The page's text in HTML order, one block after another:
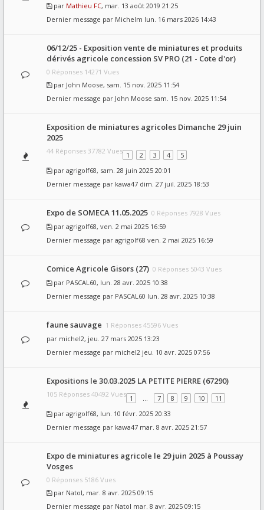
par Mathieu FC, mar. 13 août 2019 21:25
Dernier message par Michelm lun. 16 mars 2026 14:43
06/12/25 - Exposition vente de miniatures et produits
dérivés agricole concession SV PRO (21 - Cote d'or)
0 Réponses 14271 Vues
par John Moose, sam. 15 nov. 2025 11:54
Dernier message par John Moose sam. 15 nov. 2025 11:54
Exposition de miniatures agricoles Dimanche 29 juin
2025
44 Réponses 37782 Vues 1 2 3 4
5
par agrigolf68, sam. 28 juin 2025 20:01
Dernier message par kawa47 dim. 27 juil. 2025 18:53
Expo de SOMECA 11.05.2025 0 Réponses 7928 Vues
par agrigolf68, ven. 2 mai 2025 16:59
Dernier message par agrigolf68 ven. 2 mai 2025 16:59
Comice Agricole Gisors (27) 0 Réponses 5043 Vues
par PASCAL60, lun. 28 avr. 2025 10:38
Dernier message par PASCAL60 lun. 28 avr. 2025 10:38
faune sauvage 1 Réponses 45596 Vues
par michel2, jeu. 27 mars 2025 13:23
Dernier message par michel2 jeu. 10 avr. 2025 07:56
Expositions le 30.03.2025 LA PETITE PIERRE (67290)
105 Réponses 40492 Vues 1 … 7 8 9 10
11
par agrigolf68, lun. 10 févr. 2025 20:33
Dernier message par kawa47 mar. 8 avr. 2025 21:57
Expo de miniatures agricole le 29 juin 2025 à Poussay
Vosges
0 Réponses 5186 Vues
par Natol, mar. 8 avr. 2025 09:15
Dernier message par Natol mar. 8 avr. 2025 09:15